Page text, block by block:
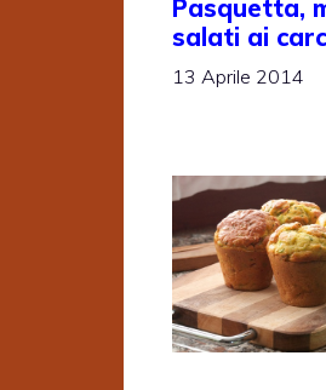
Pasquetta,
salati ai
13 Aprile 2014